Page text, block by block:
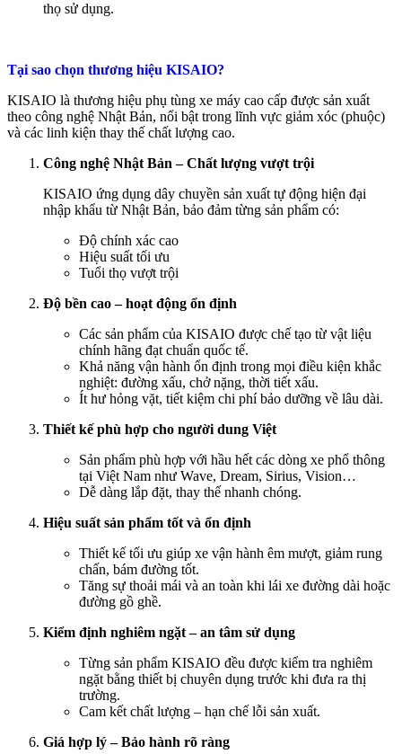
thọ sử dụng.
Tại sao chọn thương hiệu KISAIO?
KISAIO là thương hiệu phụ tùng xe máy cao cấp được sản xuất
theo công nghệ Nhật Bản, nổi bật trong lĩnh vực giảm xóc (phuộc)
và các linh kiện thay thế chất lượng cao.
Công nghệ Nhật Bản – Chất lượng vượt trội
KISAIO ứng dụng dây chuyền sản xuất tự động hiện đại
nhập khẩu từ Nhật Bản, bảo đảm từng sản phẩm có:
Độ chính xác cao
Hiệu suất tối ưu
Tuổi thọ vượt trội
Độ bền cao – hoạt động ổn định
Các sản phẩm của KISAIO được chế tạo từ vật liệu
chính hãng đạt chuẩn quốc tế.
Khả năng vận hành ổn định trong mọi điều kiện khắc
nghiệt: đường xấu, chở nặng, thời tiết xấu.
Ít hư hỏng vặt, tiết kiệm chi phí bảo dưỡng về lâu dài.
Thiết kế phù hợp cho người dung Việt
Sản phẩm phù hợp với hầu hết các dòng xe phổ thông
tại Việt Nam như Wave, Dream, Sirius, Vision…
Dễ dàng lắp đặt, thay thế nhanh chóng.
Hiệu suất sản phẩm tốt và ổn định
Thiết kế tối ưu giúp xe vận hành êm mượt, giảm rung
chấn, bám đường tốt.
Tăng sự thoải mái và an toàn khi lái xe đường dài hoặc
đường gồ ghề.
Kiểm định nghiêm ngặt – an tâm sử dụng
Từng sản phẩm KISAIO đều được kiểm tra nghiêm
ngặt bằng thiết bị chuyên dụng trước khi đưa ra thị
trường.
Cam kết chất lượng – hạn chế lỗi sản xuất.
Giá hợp lý – Bảo hành rõ ràng